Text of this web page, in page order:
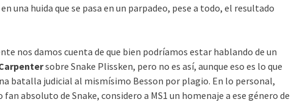
una huida que se pasa en un parpadeo, pese a todo, el resultado
nos damos cuenta de que bien podríamos estar hablando de un
sobre Snake Plissken, pero no es así, aunque eso es lo que
batalla judicial al mismísimo Besson por plagio. En lo personal,
absoluto de Snake, considero a MS1 un homenaje a ese género de